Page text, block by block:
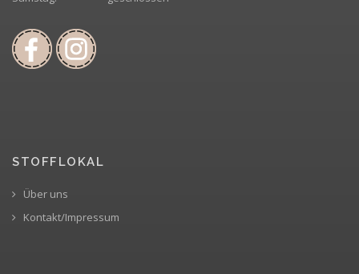
STOFFLOKAL
Über uns
Kontakt/Impressum